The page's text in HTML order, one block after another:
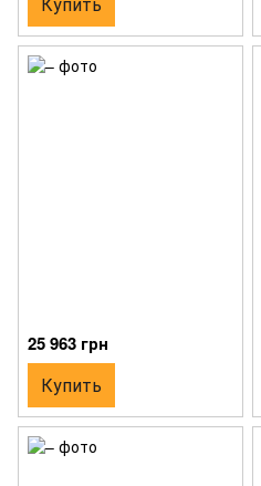
25 963 грн
Купить